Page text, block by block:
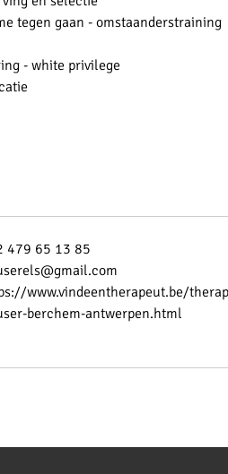
tegen gaan - omstaanderstraining
- white privilege
479 65 13 85
www.vindeentherapeut.be/
berchem-antwerpen.html